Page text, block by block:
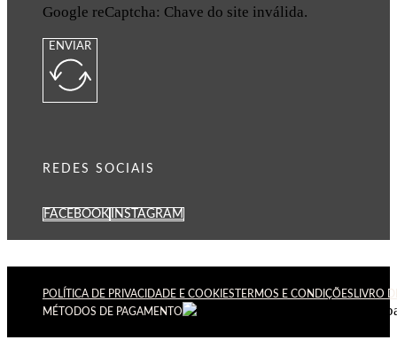
Google reCaptcha: Chave do site inválida.
ENVIAR
REDES SOCIAIS
FACEBOOK INSTAGRAM
POLÍTICA DE PRIVACIDADE E COOKIES TERMOS E CONDIÇÕES LIVRO
MÉTODOS DE PAGAMENTO